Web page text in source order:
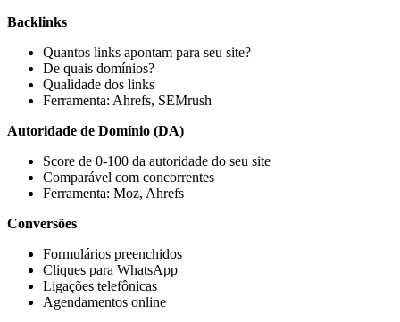
Backlinks
Quantos links apontam para seu site?
De quais domínios?
Qualidade dos links
Ferramenta: Ahrefs, SEMrush
Autoridade de Domínio (DA)
Score de 0-100 da autoridade do seu site
Comparável com concorrentes
Ferramenta: Moz, Ahrefs
Conversões
Formulários preenchidos
Cliques para WhatsApp
Ligações telefônicas
Agendamentos online